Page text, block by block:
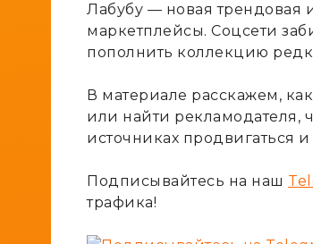
Лабубу — новая трендовая
маркетплейсы. Соцсети
пополнить коллекцию
В материале расскажем,
или найти рекламодателя,
источниках продвигаться
Подписывайтесь на наш
трафика!